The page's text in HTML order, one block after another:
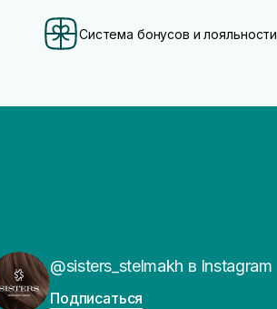
Система бонусов и лояльности
@sisters_stelmakh в Instagram
Подписаться